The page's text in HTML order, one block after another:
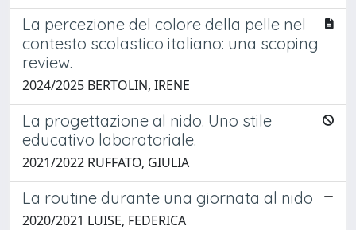
La percezione del colore della pelle nel
contesto scolastico italiano: una scoping
review.
2024/2025 BERTOLIN, IRENE
La progettazione al nido. Uno stile
educativo laboratoriale.
2021/2022 RUFFATO, GIULIA
La routine durante una giornata al nido
2020/2021 LUISE, FEDERICA